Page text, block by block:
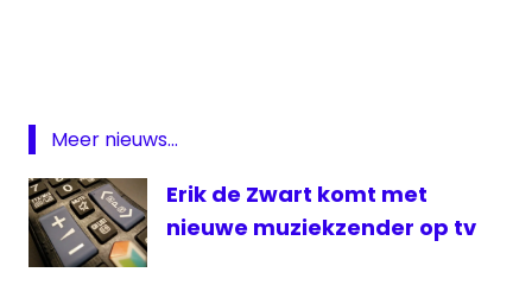
Volkskrant
Meer nieuws...
Erik de Zwart komt met
nieuwe muziekzender op tv